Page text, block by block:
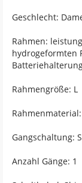
Geschlecht:
Rahmen:
hydrogeformten
Rahmengröße: L
Gangschaltung:
Anzahl Gänge: 1